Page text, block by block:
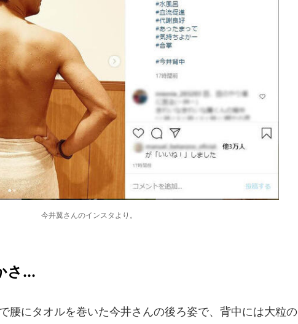
今井翼さんのインスタより。
さ...
腰にタオルを巻いた今井さんの後ろ姿で、背中には大粒の